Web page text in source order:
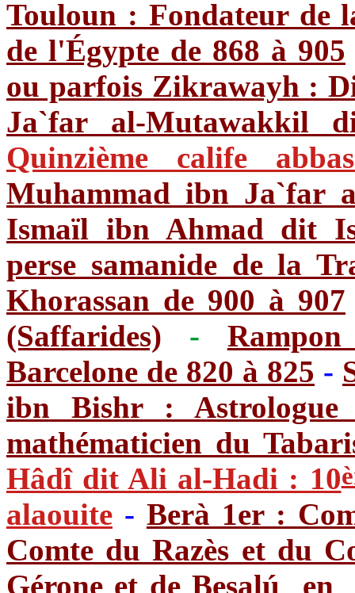
Touloun : Fondateur de
de l'Égypte de 868 à 905
ou parfois Zikrawayh :
Ja`far al-Mutawakkil
Quinzième calife
Muhammad ibn Ja`far
Ismaïl ibn Ahmad dit
perse samanide de la
Khorassan de 900 à 907
(Saffarides)
-
Barcelone de 820 à 825 -
ibn Bishr : Astrologue
mathématicien du
Hâdî dit Ali al-Hadi : 10
alaouite - Berà 1er :
Comte du Razès et du
Gérone et de Besalú en